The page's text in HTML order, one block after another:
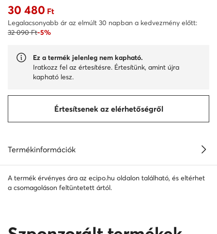
Aktuális ár 30 480 Ft
30 480 Ft
Legalacsonyabb ár az elmúlt 30 napban a kedvezmény előtt:
32 090 Ft-5%
Ez a termék jelenleg nem kapható.
Iratkozz fel az értesítésre. Értesítünk, amint újra
kapható lesz.
Értesítsenek az elérhetőségről
Termékinformációk
A termék érvényes ára az ecipo.hu oldalon található, és eltérhet
a csomagoláson feltüntetett ártól.